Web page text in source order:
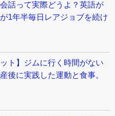
話って実際どうよ？英語が
1年半毎日レアジョブを続け
ット】ジムに行く時間がない
後に実践した運動と食事。